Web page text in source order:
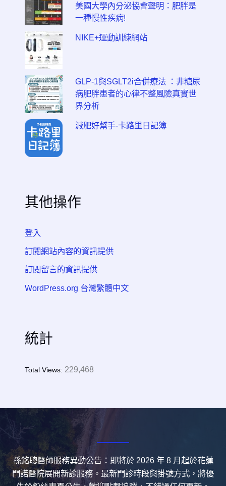
美國大學內分泌協會聲明：肥胖是
一種慢性疾病!
NIKE+運動訓練網站
GLP-1與SGLT2i合併療法 ：非糖尿
病肥胖患者的心律不整風險真實世
界分析
減肥好幫手-卡路里日記簿
其他操作
登入
訂閱網站內容的資訊提供
訂閱留言的資訊提供
WordPress.org 台灣繁體中文
統計
Total Views: 229,468
孫銘聰醫師服務異動公告：即將於 2026 年 8 月起於花蓮
門諾醫院展開新診服務。最新門診時段與掛號方式，將優